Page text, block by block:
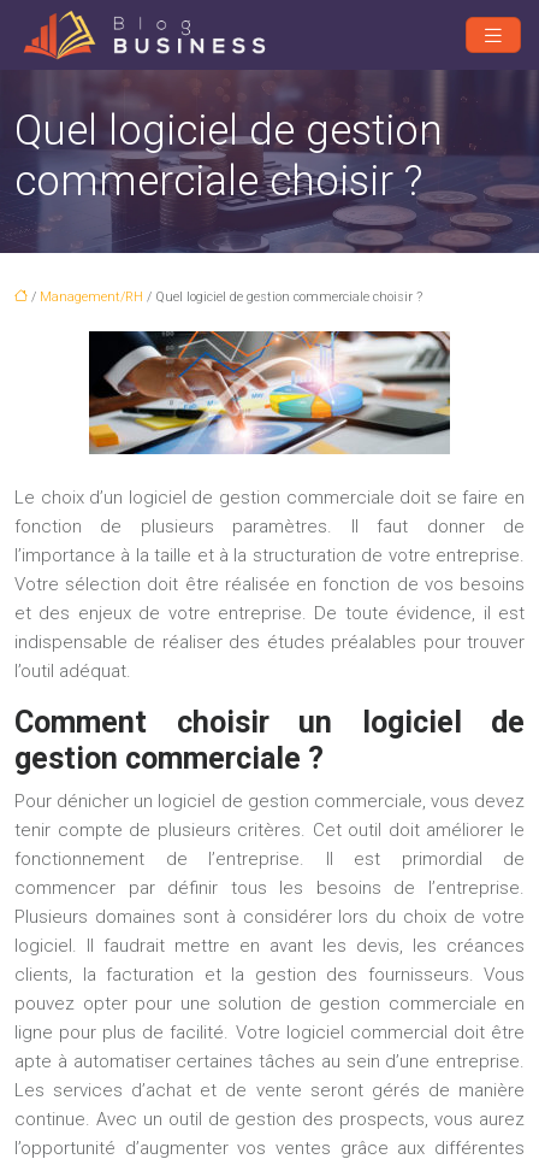
Quel logiciel de gestion
commerciale choisir ?
/ Management/RH / Quel logiciel de gestion commerciale choisir ?
Le choix d’un logiciel de gestion commerciale doit se faire en
fonction de plusieurs paramètres. Il faut donner de
l’importance à la taille et à la structuration de votre entreprise.
Votre sélection doit être réalisée en fonction de vos besoins
et des enjeux de votre entreprise. De toute évidence, il est
indispensable de réaliser des études préalables pour trouver
l’outil adéquat.
Comment choisir un logiciel de
gestion commerciale ?
Pour dénicher un logiciel de gestion commerciale, vous devez
tenir compte de plusieurs critères. Cet outil doit améliorer le
fonctionnement de l’entreprise. Il est primordial de
commencer par définir tous les besoins de l’entreprise.
Plusieurs domaines sont à considérer lors du choix de votre
logiciel. Il faudrait mettre en avant les devis, les créances
clients, la facturation et la gestion des fournisseurs. Vous
pouvez opter pour une solution de gestion commerciale en
ligne pour plus de facilité. Votre logiciel commercial doit être
apte à automatiser certaines tâches au sein d’une entreprise.
Les services d’achat et de vente seront gérés de manière
continue. Avec un outil de gestion des prospects, vous aurez
l’opportunité d’augmenter vos ventes grâce aux différentes